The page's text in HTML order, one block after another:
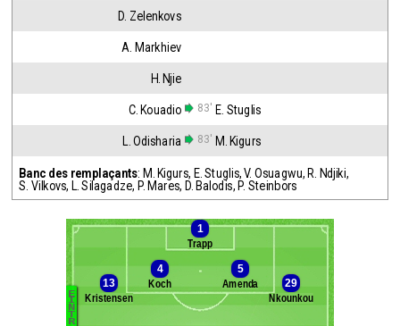
D. Zelenkovs
A. Markhiev
H. Njie
C. Kouadio 83' E. Stuglis
L. Odisharia 83' M. Kigurs
Banc des remplaçants: M. Kigurs, E. Stuglis,V. Osuagwu, R. Ndjiki,
S. Vilkovs, L. Silagadze, P. Mares, D. Balodis, P. Steinbors